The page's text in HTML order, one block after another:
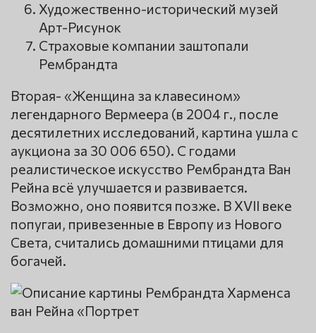
Художественно-исторический музей
Арт-Рисунок
Страховые компании заштопали
Рембрандта
Вторая- «Женщина за клавесином»
легендарного Вермeeра (в 2004 г., после
десятилетних исследований, картина ушла с
аукциона за 30 006 650). С годами
реалистическое искусство Рембрандта Ван
Рейна всё улучшается и развивается.
Возможно, оно появится позже. В XVII веке
попугаи, привезенные в Европу из Нового
Света, считались домашними птицами для
богачей.